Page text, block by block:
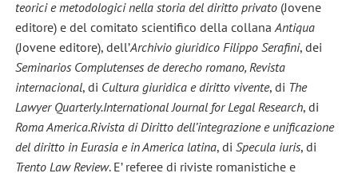
teorici e metodologici nella storia del diritto privato (Jovene
editore) e del comitato scientifico della collanaAntiqua
(Jovene editore), dell’Archivio giuridico Filippo Serafini, dei
Seminarios Complutenses de derecho romano, Revista
internacional, di Cultura giuridica e diritto vivente, di The
Lawyer Quarterly.International Journal for Legal Research, di
Roma America.Rivista di Diritto dell’integrazione e unificazione
del diritto in Eurasia e in America latina, di Specula iuris, di
Trento Law Review. E’ referee di riviste romanistiche e